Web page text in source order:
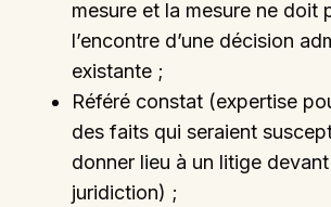
mesure et la mesure ne doit
l’encontre d’une décision
existante ;
Référé constat (expertise
des faits qui seraient
donner lieu à un litige
juridiction) ;